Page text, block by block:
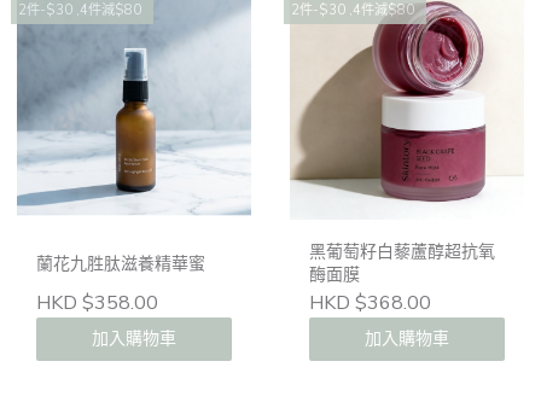
2件-$30 ,4件減$80
蘭花九胜肽滋養精華蜜
HKD $358.00
加入購物車
2件-$30 ,4件減$80
黑葡萄籽白藜蘆醇超抗氧
酶面膜
HKD $368.00
加入購物車